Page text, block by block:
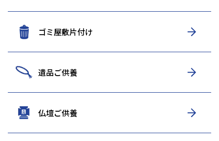
ゴミ屋敷片付け
遺品ご供養
仏壇ご供養